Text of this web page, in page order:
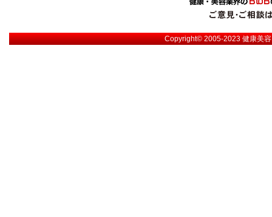
Copyright© 2005-2023健康美